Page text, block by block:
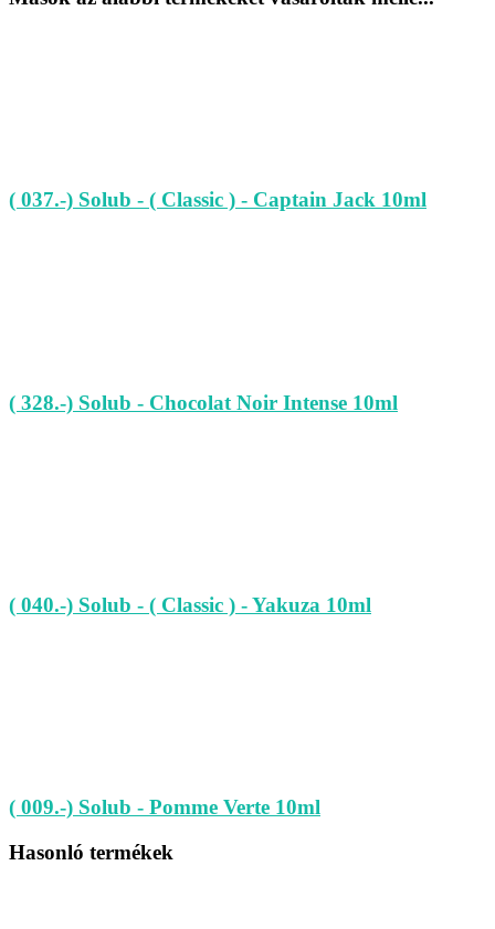
( 037.-) Solub - ( Classic ) - Captain Jack 10ml
( 328.-) Solub - Chocolat Noir Intense 10ml
( 040.-) Solub - ( Classic ) - Yakuza 10ml
( 009.-) Solub - Pomme Verte 10ml
Hasonló termékek